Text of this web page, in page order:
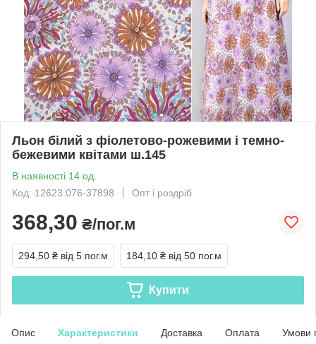
Льон білий з фіолетово-рожевими і темно-
бежевими квітами ш.145
В наявності 14 од.
Код: 12623.076-37898
Опт і роздріб
368,30 ₴/пог.м
294,50 ₴ від 5 пог.м 184,10 ₴ від 50 пог.м
Купити
Опис Характеристики Доставка Оплата Умови